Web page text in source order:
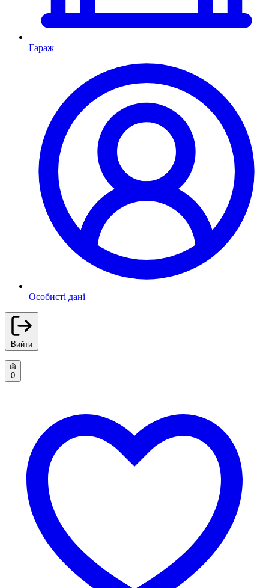
Гараж
Особисті дані
Вийти
0